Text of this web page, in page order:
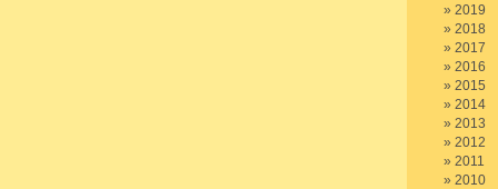
2019
2018
2017
2016
2015
2014
2013
2012
2011
2010